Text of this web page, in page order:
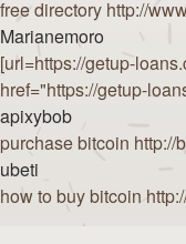
free directory http://
Marianemoro
[url=https://getup-
href="https://getup-
apixybob
purchase bitcoin
ubeti
how to buy bitcoin